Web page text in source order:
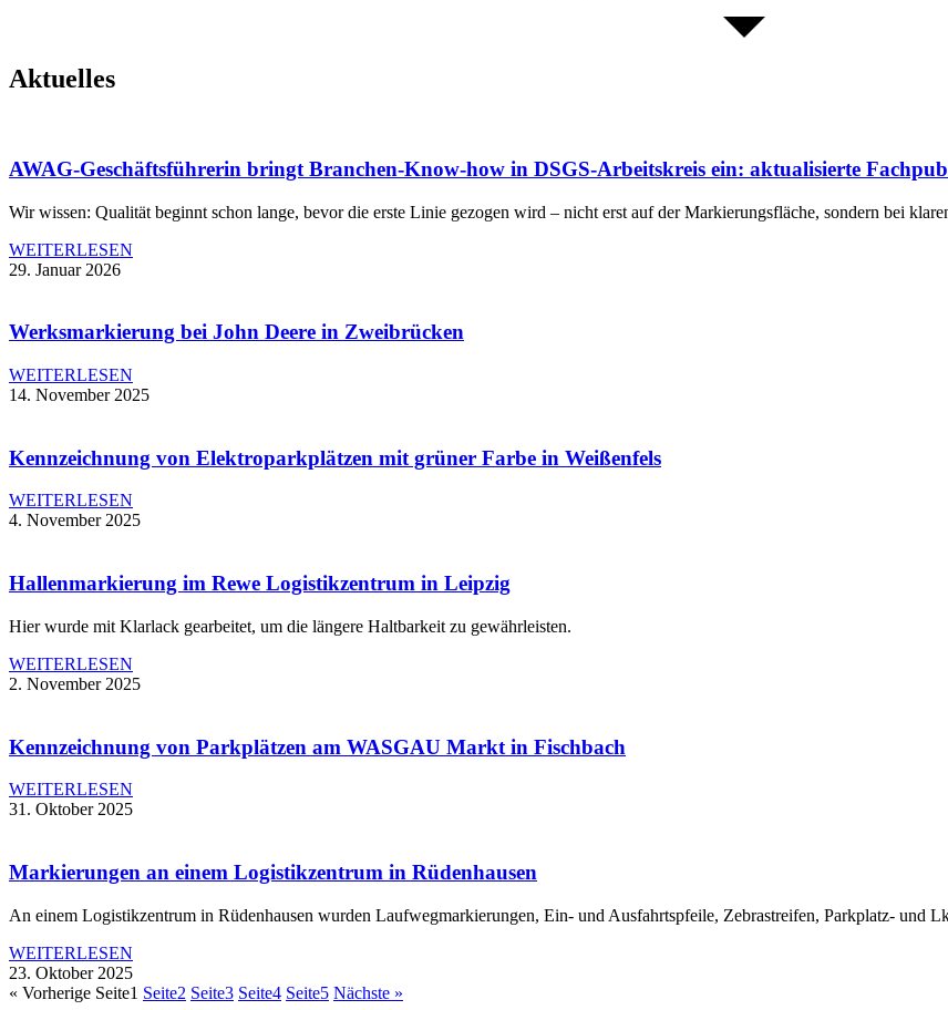
Aktuelles
AWAG-Geschäftsführerin bringt Branchen-Know-how in DSGS-Arbeitskreis ein: aktualisierte
Wir wissen: Qualität beginnt schon lange, bevor die erste Linie gezogen wird – nicht erst auf der Markierungsfläche, sondern bei
WEITERLESEN
29. Januar 2026
Werksmarkierung bei John Deere in Zweibrücken
WEITERLESEN
14. November 2025
Kennzeichnung von Elektroparkplätzen mit grüner Farbe in Weißenfels
WEITERLESEN
4. November 2025
Hallenmarkierung im Rewe Logistikzentrum in Leipzig
Hier wurde mit Klarlack gearbeitet, um die längere Haltbarkeit zu gewährleisten.
WEITERLESEN
2. November 2025
Kennzeichnung von Parkplätzen am WASGAU Markt in Fischbach
WEITERLESEN
31. Oktober 2025
Markierungen an einem Logistikzentrum in Rüdenhausen
An einem Logistikzentrum in Rüdenhausen wurden Laufwegmarkierungen, Ein- und Ausfahrtspfeile, Zebrastreifen, Parkplatz- und
WEITERLESEN
23. Oktober 2025
« Vorherige Seite1 Seite2 Seite3 Seite4 Seite5 Nächste »